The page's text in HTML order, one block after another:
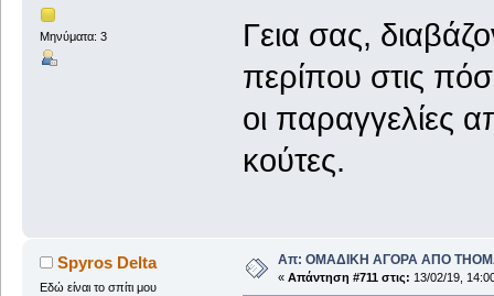
Μηνύματα: 3
Γεια σας,
περίπου στις
οι παραγγελίες
κούτες.
Spyros Delta
Εδώ είναι το σπίτι μου
Απ: ΟΜΑΔΙΚΗ ΑΓΟΡΑ ΑΠΟ
« Απάντηση #711 στις: 13/02/19,